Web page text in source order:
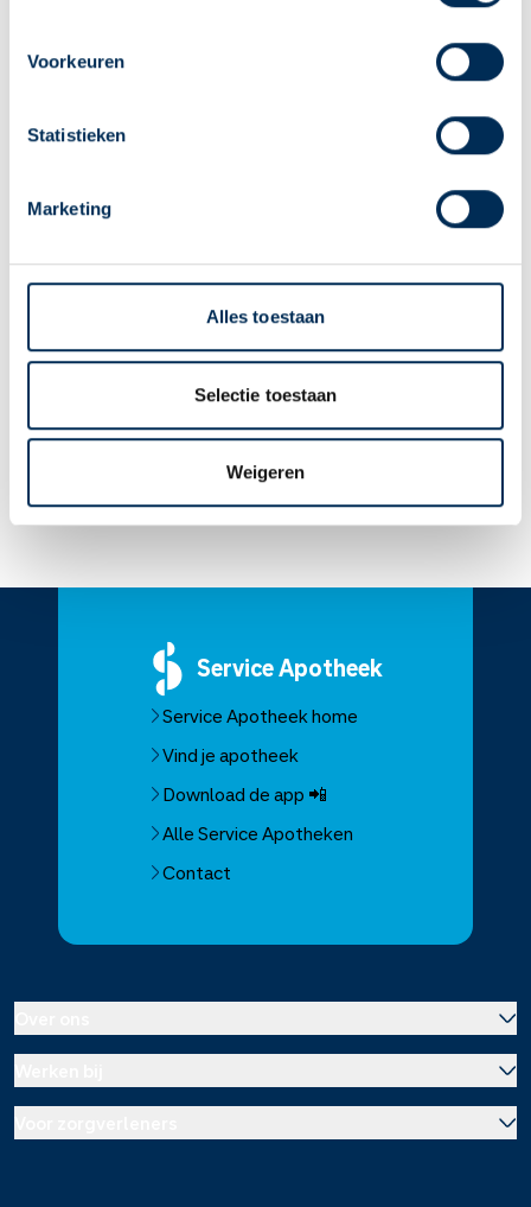
Voorkeuren
Statistieken
Marketing
Alles toestaan
Selectie toestaan
Weigeren
"Mijn apotheek" menu. Heb je een andere
Vlekjesziekten
Voeding
Voedingssupplementen
Voedselvergiftiging
Voetschimmel
ServiceApotheek
Service Apotheek home
Vind je apotheek
Download de app 📲
Alle Service Apotheken
Contact